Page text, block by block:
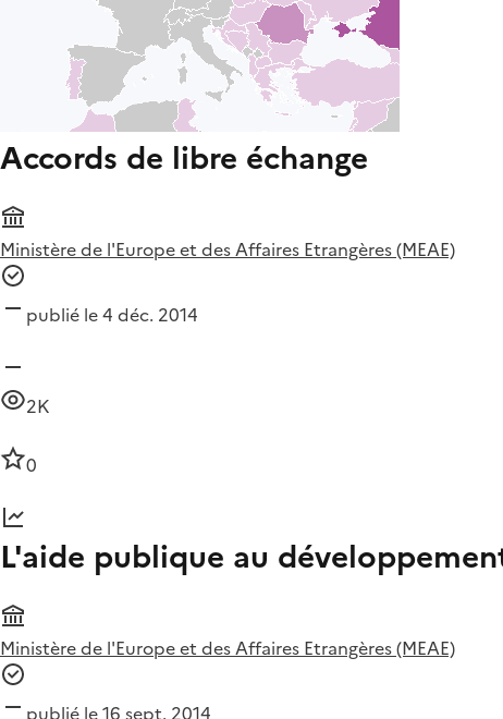
Accords de libre échange
Ministère de l'Europe et des Affaires Etrangères (MEAE)
publié le 4 déc. 2014
2K
0
L'aide publique au
Ministère de l'Europe et des Affaires Etrangères (MEAE)
publié le 16 sept. 2014